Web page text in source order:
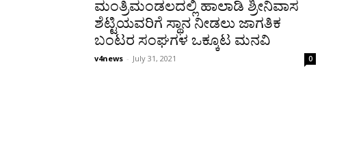
ಮಂತ್ರಿಮಂಡಲದಲ್ಲಿ ಹಾಲಾಡಿ ಶ್ರೀನಿವಾಸ
ಶೆಟ್ಟಿಯವರಿಗೆ ಸ್ಥಾನ ನೀಡಲು ಜಾಗತಿಕ
ಬಂಟರ ಸಂಘಗಳ ಒಕ್ಕೂಟ ಮನವಿ
v4news - July 31, 2021 0